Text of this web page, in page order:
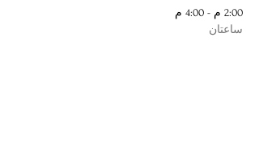
2:00 م - 4:00 م
ساعتان